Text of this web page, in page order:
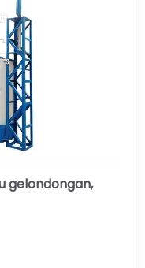
gelondongan,